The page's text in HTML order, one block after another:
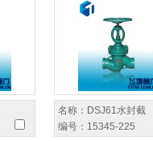
名称： DSJ61水封截
编号： 15345-225